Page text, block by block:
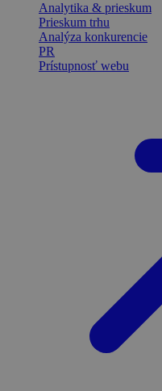
Analytika & prieskum
Prieskum trhu
Analýza konkurencie
PR
Prístupnosť webu